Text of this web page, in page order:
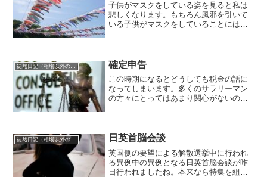
子供がマスクをしている姿を見ると私は
悲しくなります。もちろん風邪を引いて
いる子供がマスクをしていることには何
けてどの子も全く同じにな...
確定申告
この時期になるとどうしても税金の話に
なってしまいます。多くのサラリーマン
の方々にとってはあまり関心がないのか
んと税金を支払うべく、次...
徒然日記（相場以外の話題も） 日英首脳会談
英国側の要望による解散選挙中に行われ
る異例中の異例となる日英首脳会談が昨
日行われましたね。本来なら特集を組ん